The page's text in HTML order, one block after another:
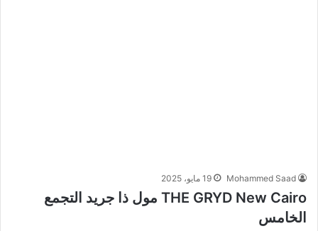
Mohammed Saad 19 مايو، 2025
THE GRYD New Cairo مول ذا جريد التجمع
الخامس